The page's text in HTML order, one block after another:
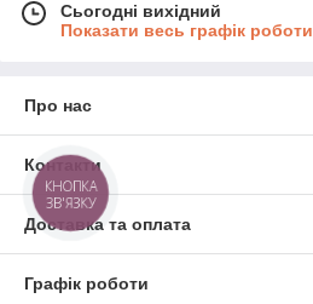
Сьогодні вихідний
Показати весь графік роботи
Про нас
Контакти
Доставка та оплата
Графік роботи
КНОПКА
ЗВ'ЯЗКУ